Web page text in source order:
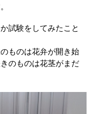
試験をしてみたこと
ものは花弁が開き始
のものは花茎がまだ